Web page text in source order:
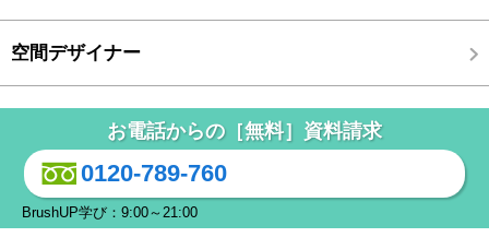
空間デザイナー
お電話からの［無料］資料請求
0120-789-760
BrushUP学び：9:00～21:00